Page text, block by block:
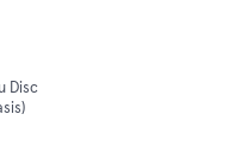
Disc